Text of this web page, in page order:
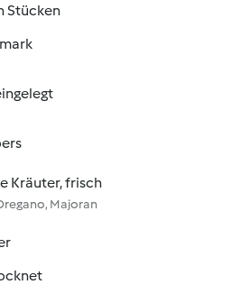
Stücken
Kräuter, frisch
Majoran